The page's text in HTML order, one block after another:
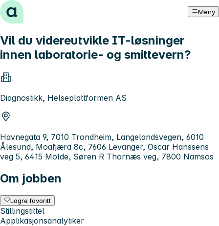
Hopp til innhold Meny
Vil du videreutvikle IT-løsninger
innen laboratorie- og smittevern?
Diagnostikk, Helseplattformen AS
Havnegata 9, 7010 Trondheim, Langelandsvegen, 6010
Ålesund, Moafjæra 8c, 7606 Levanger, Oscar Hanssens
veg 5, 6415 Molde, Søren R Thornæs veg, 7800 Namsos
Om jobben
Lagre favoritt
Stillingstittel
Applikasjonsanalytiker